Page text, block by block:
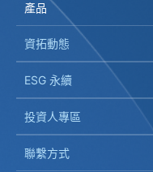
產品
資拓動態
ESG 永續
投資人專區
聯繫方式